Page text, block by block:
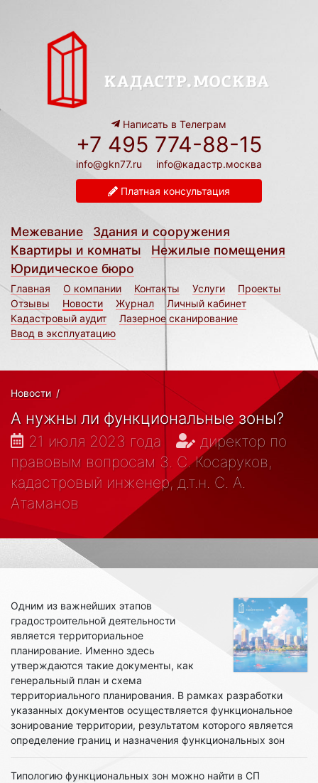
Написать в Телеграм
+7 495 774-88-15
info@gkn77.ru info@кадастр.москва
Платная консультация
Межевание
Здания и сооружения
Квартиры и комнаты
Нежилые помещения
Юридическое бюро
Главная О компании Контакты Услуги
Проекты
Отзывы
Новости Журнал
Личный кабинет
Кадастровый аудит
Лазерное сканирование
Ввод в эксплуатацию
Новости /
А нужны ли функциональные зоны?
21 июля 2023 года
директор по
правовым вопросам З. С. Косаруков,
кадастровый инженер, д.т.н. С. А.
Атаманов
Одним из важнейших этапов
градостроительной деятельности
является территориальное
планирование. Именно здесь
утверждаются такие документы, как
генеральный план и схема
территориального планирования. В рамках разработки
указанных документов осуществляется функциональное
зонирование территории, результатом которого является
определение границ и назначения функциональных зон
Типологию функциональных зон можно найти в СП